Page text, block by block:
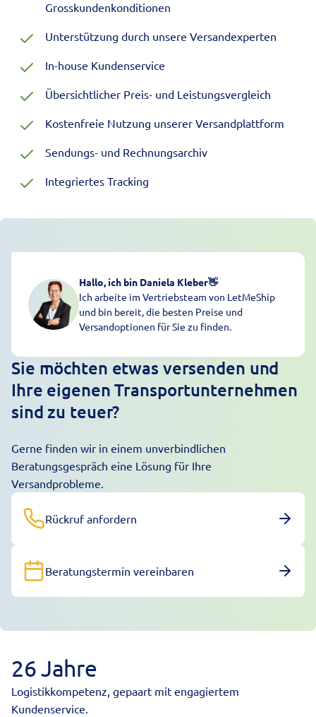
Grosskundenkonditionen
Unterstützung durch unsere Versandexperten
In-house Kundenservice
Übersichtlicher Preis- und Leistungsvergleich
Kostenfreie Nutzung unserer Versandplattform
Sendungs- und Rechnungsarchiv
Integriertes Tracking
Hallo, ich bin Daniela Kleber👋
Ich arbeite im Vertriebsteam von LetMeShip
und bin bereit, die besten Preise und
Versandoptionen für Sie zu finden.
Sie möchten etwas versenden und
Ihre eigenen Transportunternehmen
sind zu teuer?
Gerne finden wir in einem unverbindlichen
Beratungsgespräch eine Lösung für Ihre
Versandprobleme.
Rückruf anfordern
Beratungstermin vereinbaren
26 Jahre
Logistikkompetenz, gepaart mit engagiertem
Kundenservice.